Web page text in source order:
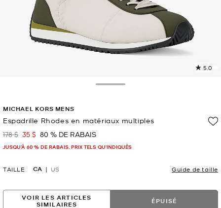
5.0
MICHAEL KORS MENS
Espadrille Rhodes en matériaux multiples
était
178 $ maintenant
35 $ 80 % DE RABAIS
JUSQU’À 60 % DE RABAIS. PRIX TELS QU'INDIQUÉS
TAILLE CA US Guide de taille
VOIR LES ARTICLES
SIMILAIRES
ÉPUISÉ